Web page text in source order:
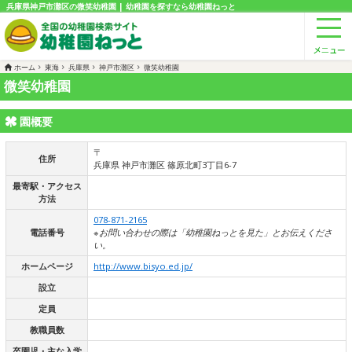
兵庫県神戸市灘区の微笑幼稚園 | 幼稚園を探すなら幼稚園ねっと
ホーム 東海 兵庫県 神戸市灘区 微笑幼稚園
微笑幼稚園
園概要
住所
〒
兵庫県 神戸市灘区 篠原北町3丁目6-7
最寄駅・アクセス
方法
電話番号
078-871-2165
※お問い合わせの際は「幼稚園ねっとを見た」とお伝えくださ
い。
ホームページ
http://www.bisyo.ed.jp/
設立
定員
教職員数